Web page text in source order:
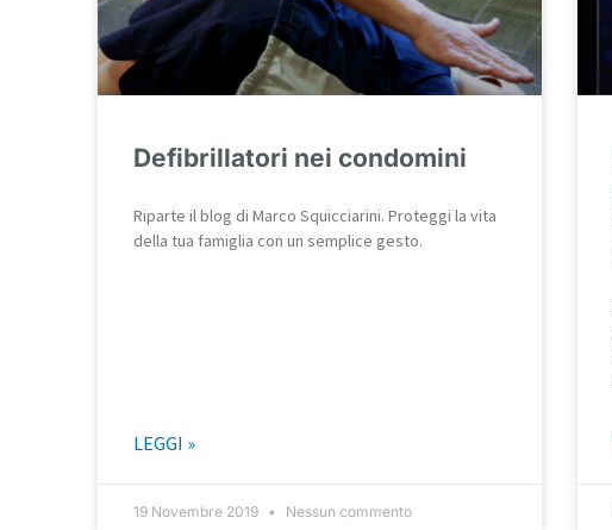
Defibrillatori nei condomini
Riparte il blog di Marco Squicciarini. Proteggi la vita
della tua famiglia con un semplice gesto.
LEGGI »
19 Novembre 2019 Nessun commento